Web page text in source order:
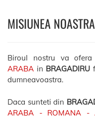
MISIUNEA NOASTRA
Biroul nostru va ofera
ARABA in BRAGADIRU
dumneavoastra.
Daca sunteti din
ARABA - ROMANA -